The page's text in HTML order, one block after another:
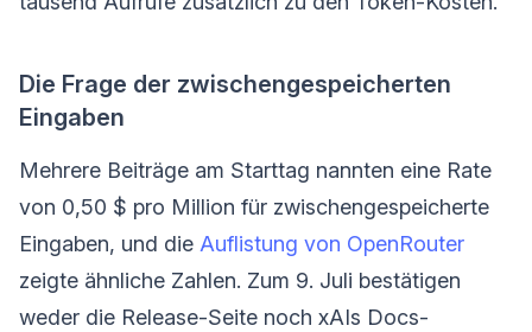
Die Frage der zwischengespeicherten
Eingaben
Mehrere Beiträge am Starttag nannten eine Rate
von 0,50 $ pro Million für zwischengespeicherte
Eingaben, und die Auflistung von OpenRouter
zeigte ähnliche Zahlen. Zum 9. Juli bestätigen
weder die Release-Seite noch xAIs Docs-